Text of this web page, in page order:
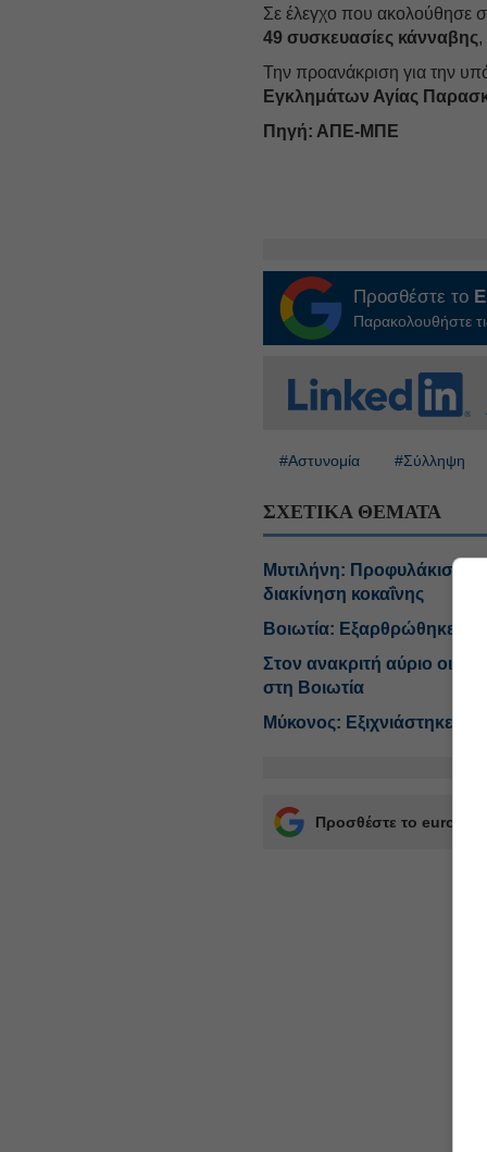
Σε έλεγχο που ακολούθησε
49 συσκευασίες κάνναβης,
Την προανάκριση για την
Εγκλημάτων Αγίας
Πηγή: ΑΠΕ-ΜΠΕ
Προσθέστε το
Παρακολουθήστε
#Αστυνομία #Σύλληψη
ΣΧΕΤΙΚΑ ΘΕΜΑΤΑ
Μυτιλήνη: Προφυλάκιση
διακίνηση κοκαΐνης
Βοιωτία: Εξαρθρώθηκε
Στον ανακριτή αύριο οι
στη Βοιωτία
Μύκονος: Εξιχνιάστηκε
Προσθέστε το